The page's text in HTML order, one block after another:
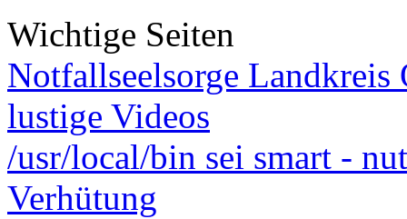
Wichtige Seiten
Notfallseelsorge Landkreis
lustige Videos
/usr/local/bin sei smart -
Verhütung